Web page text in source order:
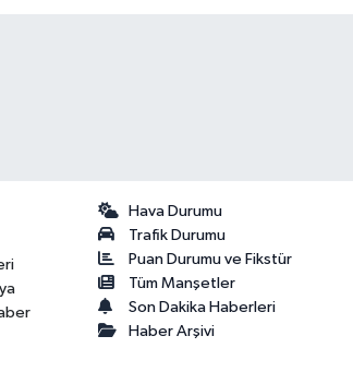
Hava Durumu
Trafik Durumu
Puan Durumu ve Fikstür
Tüm Manşetler
Son Dakika Haberleri
Haber Arşivi